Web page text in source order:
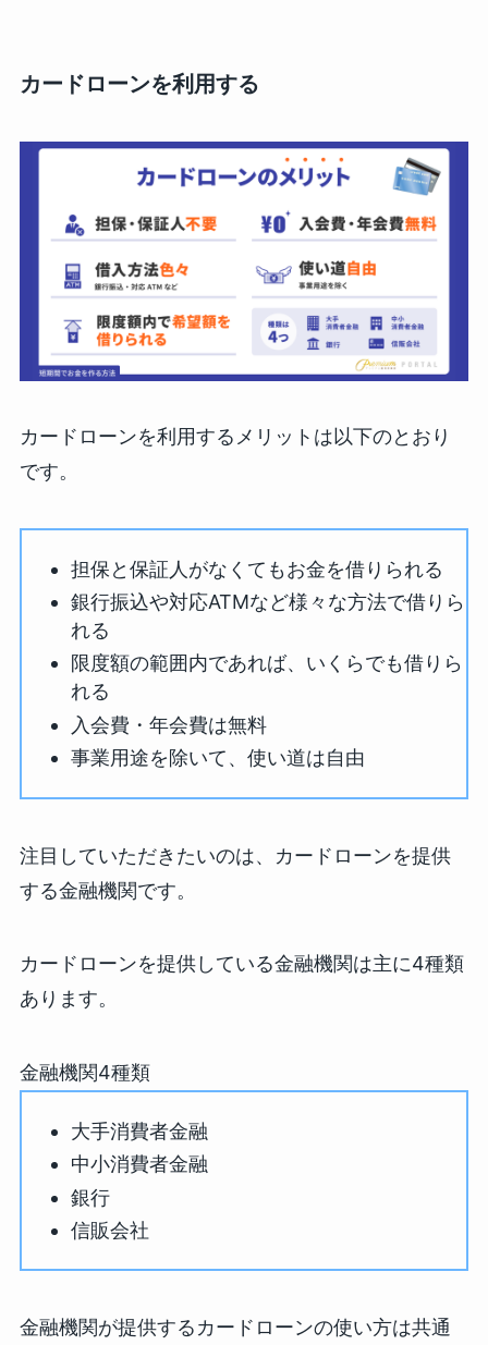
カードローンを利用する
カードローンを利用するメリットは以下のとおり
です。
担保と保証人がなくてもお金を借りられる
銀行振込や対応ATMなど様々な方法で借りら
れる
限度額の範囲内であれば、いくらでも借りら
れる
入会費・年会費は無料
事業用途を除いて、使い道は自由
注目していただきたいのは、カードローンを提供
する金融機関です。
カードローンを提供している金融機関は主に4種類
あります。
金融機関4種類
大手消費者金融
中小消費者金融
銀行
信販会社
金融機関が提供するカードローンの使い方は共通